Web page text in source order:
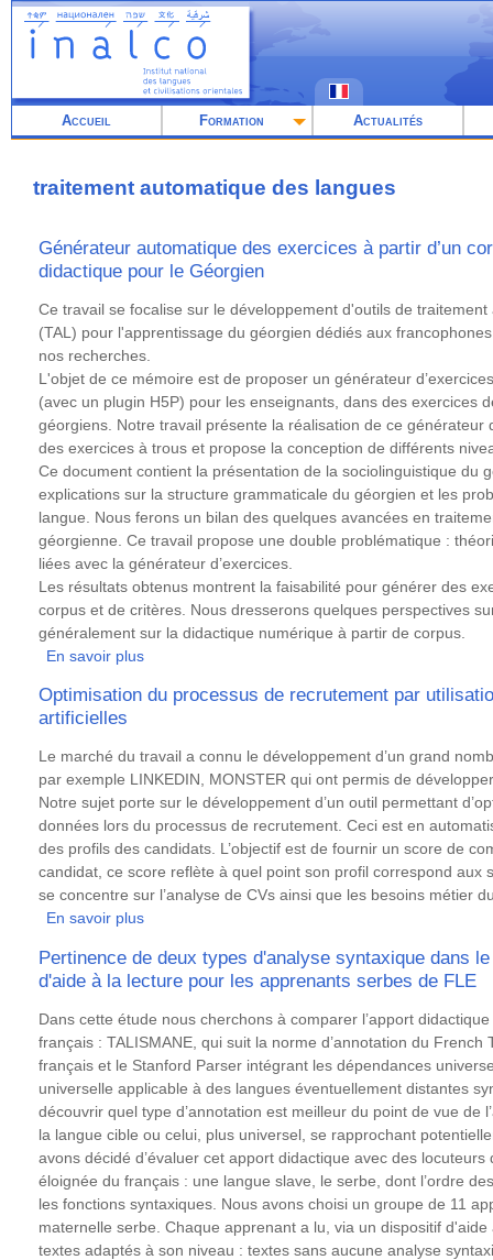
Aller
contenu
Accueil Formation Actualités
traitement automatique des langues
Générateur automatique des exercices à partir d’un
didactique pour le Géorgien
Résumé
Ce travail se focalise sur le développement d'outils de
(TAL) pour l'apprentissage du géorgien dédiés aux
nos recherches.
L'objet de ce mémoire est de proposer un générateur
(avec un plugin H5P) pour les enseignants, dans des exercices
géorgiens. Notre travail présente la réalisation de ce générateur
des exercices à trous et propose la conception de différents
Ce document contient la présentation de la sociolinguistique du
explications sur la structure grammaticale du géorgien et les
langue. Nous ferons un bilan des quelques avancées en
géorgienne. Ce travail propose une double problématique :
liées avec la générateur d’exercices.
Les résultats obtenus montrent la faisabilité pour générer des
corpus et de critères. Nous dresserons quelques perspectives
généralement sur la didactique numérique à partir de corpus.
En savoir plus
automatique
exercices
à
partir
corpus
étiqueté.
Applications
pour
le
Optimisation du processus de recrutement par
artificielles
Résumé
Le marché du travail a connu le développement d’un grand
par exemple LINKEDIN, MONSTER qui ont permis de
Notre sujet porte sur le développement d’un outil permettant
données lors du processus de recrutement. Ceci est en
des profils des candidats. L’objectif est de fournir un score de
candidat, ce score reflète à quel point son profil correspond aux
se concentre sur l’analyse de CVs ainsi que les besoins métier
En savoir plus
du
processus
de
recrutement
par
utilisation
de
méthodes
d’intelligence
artificielles
Pertinence de deux types d'analyse syntaxique dans
d'aide à la lecture pour les apprenants serbes de FLE
Résumé
Dans cette étude nous cherchons à comparer l’apport
français : TALISMANE, qui suit la norme d’annotation du
français et le Stanford Parser intégrant les dépendances
universelle applicable à des langues éventuellement distantes
découvrir quel type d’annotation est meilleur du point de vue de
la langue cible ou celui, plus universel, se rapprochant
avons décidé d’évaluer cet apport didactique avec des locuteurs
éloignée du français : une langue slave, le serbe, dont l’ordre
les fonctions syntaxiques. Nous avons choisi un groupe de 11
maternelle serbe. Chaque apprenant a lu, via un dispositif
textes adaptés à son niveau : textes sans aucune analyse